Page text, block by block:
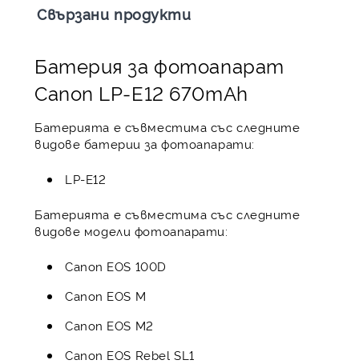
Свързани продукти
Батерия за фотоапарат
Canon LP-E12 670mAh
Батерията е съвместима със следните
видове батерии за фотоапарати:
LP-E12
Батерията е съвместима със следните
видове модели фотоапарати:
Canon EOS 100D
Canon EOS M
Canon EOS M2
Canon EOS Rebel SL1